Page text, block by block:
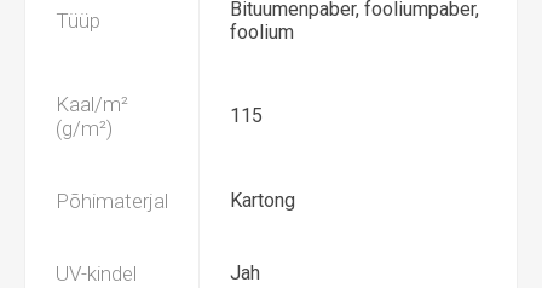
Tüüp
Bituumenpaber, fooliumpaber,
foolium
Kaal/m²
(g/m²)
115
Põhimaterjal Kartong
UV-kindel Jah